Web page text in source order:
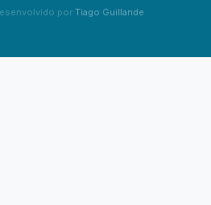
por Tiago Guillande